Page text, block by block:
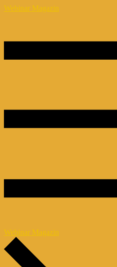
Webinar Magazin
Webinar Magazin